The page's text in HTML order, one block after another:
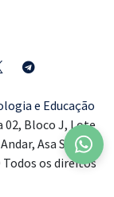
e Educação
02, Bloco J, Lote
Asa Sul,
Todos os direitos